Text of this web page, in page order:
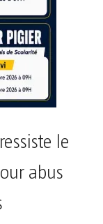
le
abus